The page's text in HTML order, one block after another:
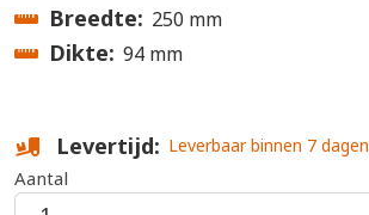
Breedte 250 mm
Dikte 94 mm
Levertijd Leverbaar binnen 7 dagen
Aantal